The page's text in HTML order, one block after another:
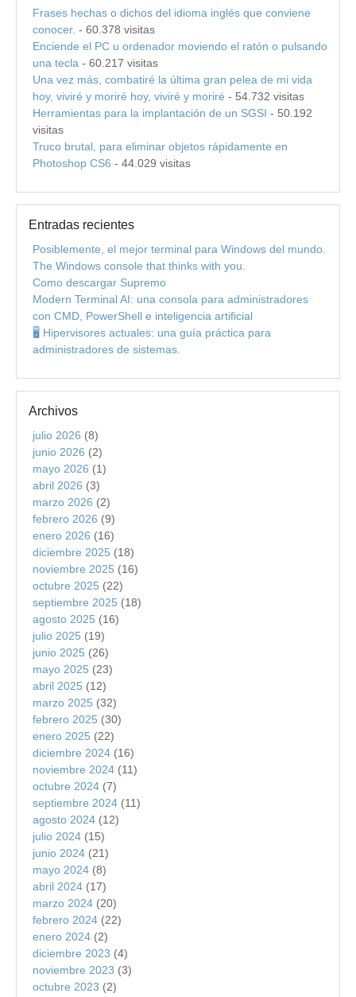
Frases hechas o dichos del idioma inglés que conviene
conocer. - 60.378 visitas
Enciende el PC u ordenador moviendo el ratón o pulsando
una tecla - 60.217 visitas
Una vez más, combatiré la última gran pelea de mi vida
hoy, viviré y moriré hoy, viviré y moriré - 54.732 visitas
Herramientas para la implantación de un SGSI - 50.192
visitas
Truco brutal, para eliminar objetos rápidamente en
Photoshop CS6 - 44.029 visitas
Entradas recientes
Posiblemente, el mejor terminal para Windows del mundo.
The Windows console that thinks with you.
Como descargar Supremo
Modern Terminal AI: una consola para administradores
con CMD, PowerShell e inteligencia artificial
🖥️ Hipervisores actuales: una guía práctica para
administradores de sistemas.
Archivos
julio 2026 (8)
junio 2026 (2)
mayo 2026 (1)
abril 2026 (3)
marzo 2026 (2)
febrero 2026 (9)
enero 2026 (16)
diciembre 2025 (18)
noviembre 2025 (16)
octubre 2025 (22)
septiembre 2025 (18)
agosto 2025 (16)
julio 2025 (19)
junio 2025 (26)
mayo 2025 (23)
abril 2025 (12)
marzo 2025 (32)
febrero 2025 (30)
enero 2025 (22)
diciembre 2024 (16)
noviembre 2024 (11)
octubre 2024 (7)
septiembre 2024 (11)
agosto 2024 (12)
julio 2024 (15)
junio 2024 (21)
mayo 2024 (8)
abril 2024 (17)
marzo 2024 (20)
febrero 2024 (22)
enero 2024 (2)
diciembre 2023 (4)
noviembre 2023 (3)
octubre 2023 (2)